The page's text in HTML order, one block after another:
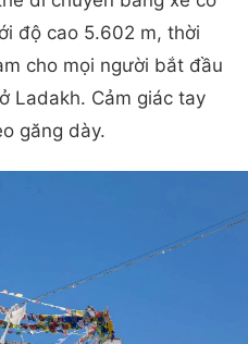
độ cao 5.602 m, thời
cho mọi người bắt đầu
Ladakh. Cảm giác tay
găng dày.